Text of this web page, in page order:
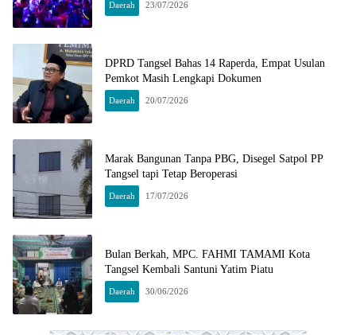
Daerah 23/07/2026
DPRD Tangsel Bahas 14 Raperda, Empat Usulan
Pemkot Masih Lengkapi Dokumen
Daerah 20/07/2026
Marak Bangunan Tanpa PBG, Disegel Satpol PP
Tangsel tapi Tetap Beroperasi
Daerah 17/07/2026
Bulan Berkah, MPC. FAHMI TAMAMI Kota
Tangsel Kembali Santuni Yatim Piatu
Daerah 30/06/2026